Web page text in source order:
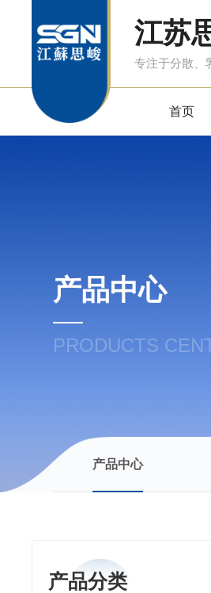
江苏
专注于分散、
首页
产品中心
PRODUCTS
产品中心
产品分类